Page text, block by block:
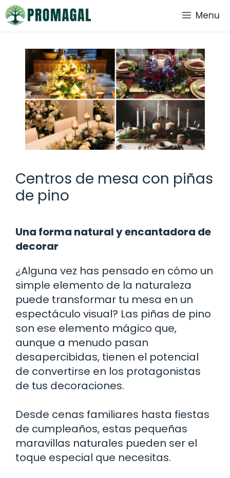
Saltar
al
Menu
Centros de mesa con piñas
de pino
Una forma natural y encantadora de
decorar
¿Alguna vez has pensado en cómo un
simple elemento de la naturaleza
puede transformar tu mesa en un
espectáculo visual? Las piñas de pino
son ese elemento mágico que,
aunque a menudo pasan
desapercibidas, tienen el potencial
de convertirse en los protagonistas
de tus decoraciones.
Desde cenas familiares hasta fiestas
de cumpleaños, estas pequeñas
maravillas naturales pueden ser el
toque especial que necesitas.